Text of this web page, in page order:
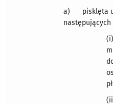
a) pisklęta
następujących